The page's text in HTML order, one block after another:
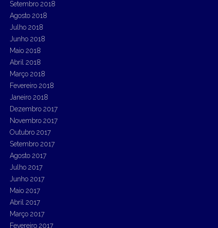
Setembro 2018
Agosto 2018
Julho 2018
Junho 2018
Maio 2018
Abril 2018
Março 2018
Fevereiro 2018
Janeiro 2018
Dezembro 2017
Novembro 2017
Outubro 2017
Setembro 2017
Agosto 2017
Julho 2017
Junho 2017
Maio 2017
Abril 2017
Março 2017
Fevereiro 2017